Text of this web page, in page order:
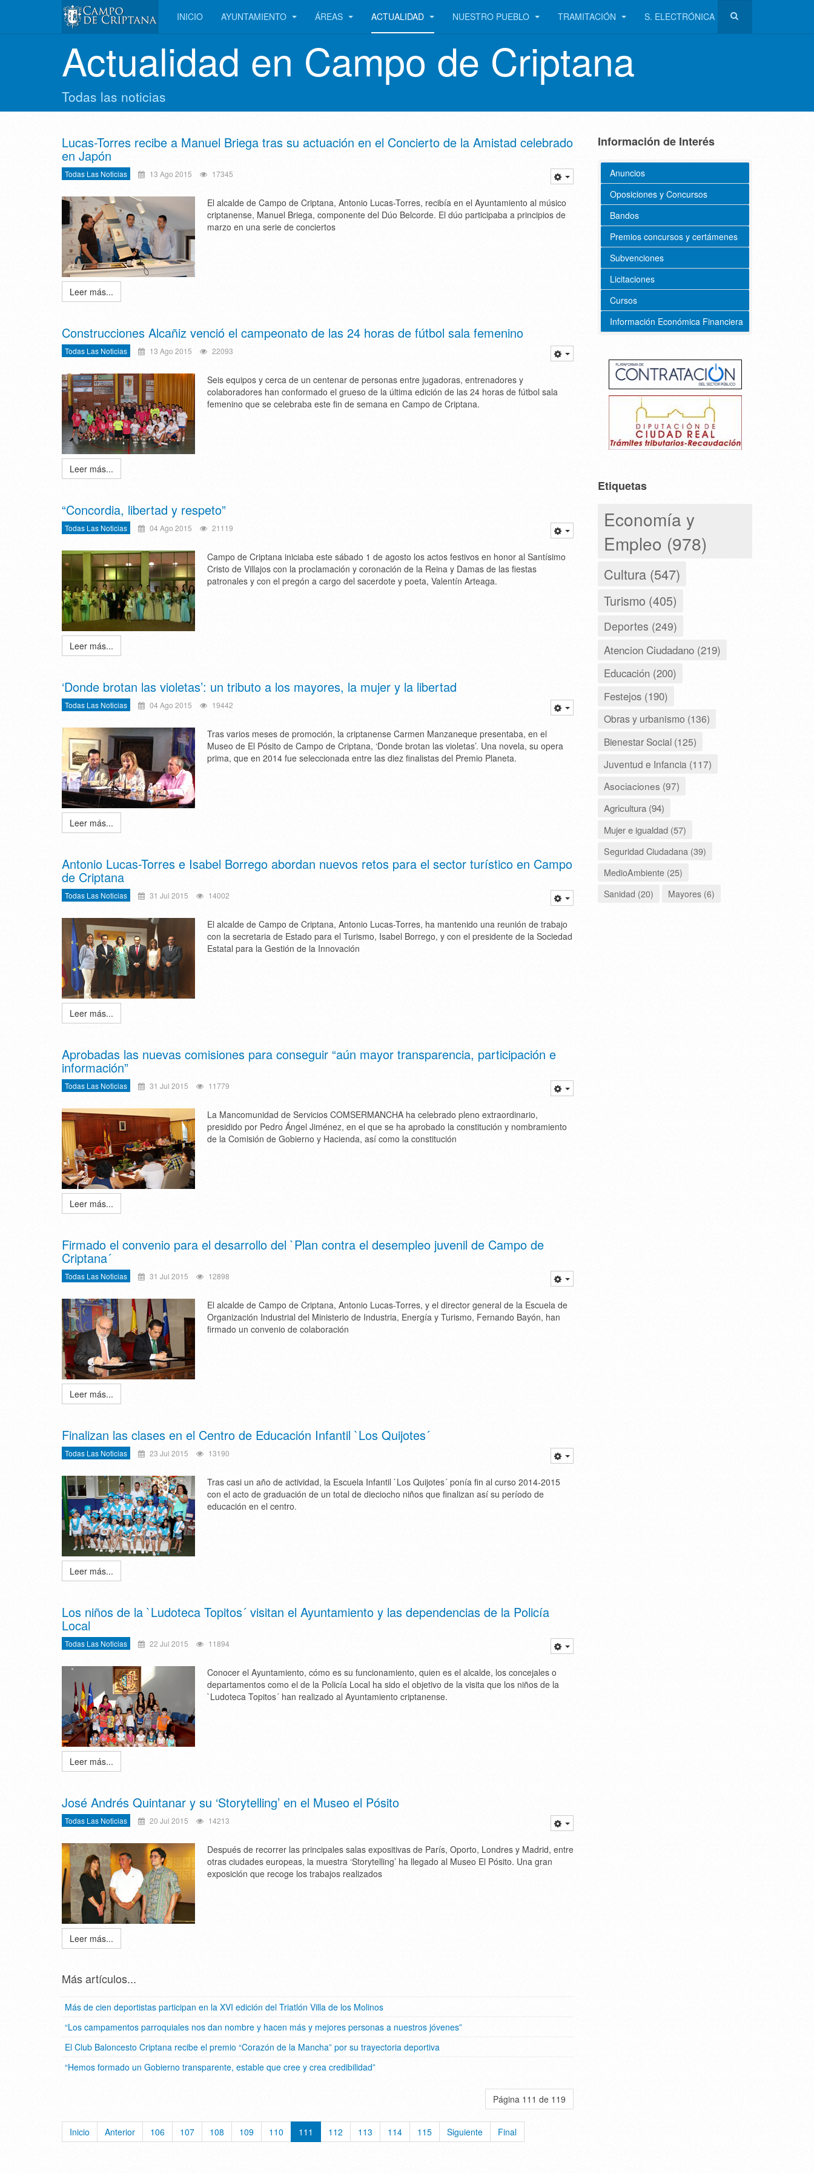
INICIO AYUNTAMIENTO ÁREAS ACTUALIDAD NUESTRO PUEBLO TRAMITACIÓN S. ELECTRÓNICA
Actualidad en Campo de Criptana
Todas las noticias
Lucas-Torres recibe a Manuel Briega tras su actuación en el Concierto de la Amistad celebrado
en Japón
Todas Las Noticias 13 Ago 2015 17345
El alcalde de Campo de Criptana, Antonio Lucas-Torres, recibía en el Ayuntamiento al músico
criptanense, Manuel Briega, componente del Dúo Belcorde. El dúo participaba a principios de
marzo en una serie de conciertos
Leer más...
Construcciones Alcañiz venció el campeonato de las 24 horas de fútbol sala femenino
Todas Las Noticias 13 Ago 2015 22093
Seis equipos y cerca de un centenar de personas entre jugadoras, entrenadores y
colaboradores han conformado el grueso de la última edición de las 24 horas de fútbol sala
femenino que se celebraba este fin de semana en Campo de Criptana.
Leer más...
“Concordia, libertad y respeto”
Todas Las Noticias 04 Ago 2015 21119
Campo de Criptana iniciaba este sábado 1 de agosto los actos festivos en honor al Santísimo
Cristo de Villajos con la proclamación y coronación de la Reina y Damas de las fiestas
patronales y con el pregón a cargo del sacerdote y poeta, Valentín Arteaga.
Leer más...
‘Donde brotan las violetas’: un tributo a los mayores, la mujer y la libertad
Todas Las Noticias 04 Ago 2015 19442
Tras varios meses de promoción, la criptanense Carmen Manzaneque presentaba, en el
Museo de El Pósito de Campo de Criptana, ‘Donde brotan las violetas’. Una novela, su opera
prima, que en 2014 fue seleccionada entre las diez finalistas del Premio Planeta.
Leer más...
Antonio Lucas-Torres e Isabel Borrego abordan nuevos retos para el sector turístico en Campo
de Criptana
Todas Las Noticias 31 Jul 2015 14002
El alcalde de Campo de Criptana, Antonio Lucas-Torres, ha mantenido una reunión de trabajo
con la secretaria de Estado para el Turismo, Isabel Borrego, y con el presidente de la Sociedad
Estatal para la Gestión de la Innovación
Leer más...
Aprobadas las nuevas comisiones para conseguir “aún mayor transparencia, participación e
información”
Todas Las Noticias 31 Jul 2015 11779
La Mancomunidad de Servicios COMSERMANCHA ha celebrado pleno extraordinario,
presidido por Pedro Ángel Jiménez, en el que se ha aprobado la constitución y nombramiento
de la Comisión de Gobierno y Hacienda, así como la constitución
Leer más...
Firmado el convenio para el desarrollo del `Plan contra el desempleo juvenil de Campo de
Criptana´
Todas Las Noticias 31 Jul 2015 12898
El alcalde de Campo de Criptana, Antonio Lucas-Torres, y el director general de la Escuela de
Organización Industrial del Ministerio de Industria, Energía y Turismo, Fernando Bayón, han
firmado un convenio de colaboración
Leer más...
Finalizan las clases en el Centro de Educación Infantil `Los Quijotes´
Todas Las Noticias 23 Jul 2015 13190
Tras casi un año de actividad, la Escuela Infantil `Los Quijotes´ ponía fin al curso 2014-2015
con el acto de graduación de un total de dieciocho niños que finalizan así su período de
educación en el centro.
Leer más...
Los niños de la `Ludoteca Topitos´ visitan el Ayuntamiento y las dependencias de la Policía
Local
Todas Las Noticias 22 Jul 2015 11894
Conocer el Ayuntamiento, cómo es su funcionamiento, quien es el alcalde, los concejales o
departamentos como el de la Policía Local ha sido el objetivo de la visita que los niños de la
`Ludoteca Topitos´ han realizado al Ayuntamiento criptanense.
Leer más...
José Andrés Quintanar y su ‘Storytelling’ en el Museo el Pósito
Todas Las Noticias 20 Jul 2015 14213
Después de recorrer las principales salas expositivas de París, Oporto, Londres y Madrid, entre
otras ciudades europeas, la muestra ‘Storytelling’ ha llegado al Museo El Pósito. Una gran
exposición que recoge los trabajos realizados
Leer más...
Más artículos...
Más de cien deportistas participan en la XVI edición del Triatlón Villa de los Molinos
“Los campamentos parroquiales nos dan nombre y hacen más y mejores personas a nuestros jóvenes”
El Club Baloncesto Criptana recibe el premio “Corazón de la Mancha” por su trayectoria deportiva
“Hemos formado un Gobierno transparente, estable que cree y crea credibilidad”
Página 111 de 119
Inicio Anterior 106 107 108 109 110 111 112 113 114 115 Siguiente Final
Información de Interés
Anuncios
Oposiciones y Concursos
Bandos
Premios concursos y certámenes
Subvenciones
Licitaciones
Cursos
Información Económica Financiera
Etiquetas
Economía y
Empleo (978)
Cultura (547)
Turismo (405)
Deportes (249)
Atencion Ciudadano (219)
Educación (200)
Festejos (190)
Obras y urbanismo (136)
Bienestar Social (125)
Juventud e Infancia (117)
Asociaciones (97)
Agricultura (94)
Mujer e igualdad (57)
Seguridad Ciudadana (39)
MedioAmbiente (25)
Sanidad (20)
Mayores (6)